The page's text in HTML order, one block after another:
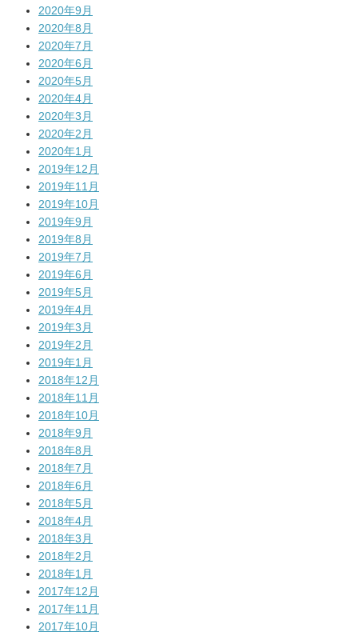
2020年9月
2020年8月
2020年7月
2020年6月
2020年5月
2020年4月
2020年3月
2020年2月
2020年1月
2019年12月
2019年11月
2019年10月
2019年9月
2019年8月
2019年7月
2019年6月
2019年5月
2019年4月
2019年3月
2019年2月
2019年1月
2018年12月
2018年11月
2018年10月
2018年9月
2018年8月
2018年7月
2018年6月
2018年5月
2018年4月
2018年3月
2018年2月
2018年1月
2017年12月
2017年11月
2017年10月